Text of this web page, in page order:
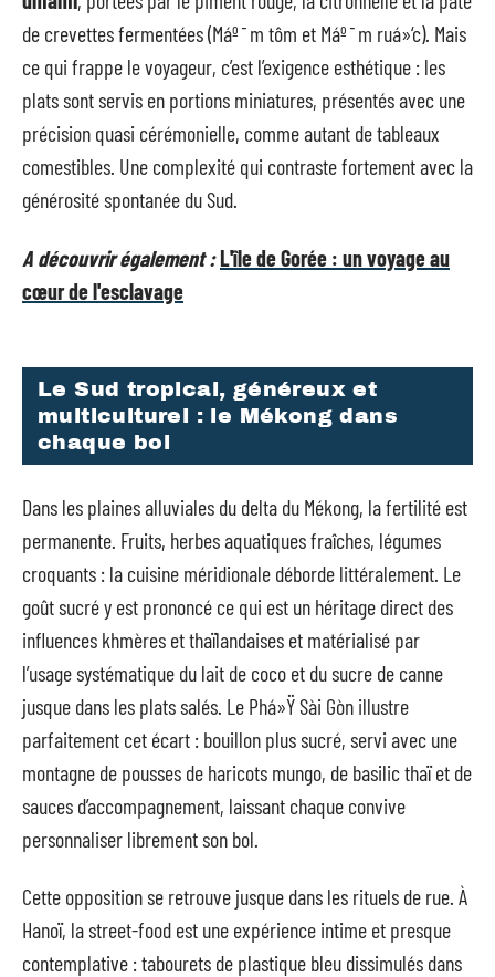
de crevettes fermentées (Máº¯m tôm et Máº¯m ruá»‘c). Mais
ce qui frappe le voyageur, c’est l’exigence esthétique : les
plats sont servis en portions miniatures, présentés avec une
précision quasi cérémonielle, comme autant de tableaux
comestibles. Une complexité qui contraste fortement avec la
générosité spontanée du Sud.
A découvrir également :L'île de Gorée : un voyage au
cœur de l'esclavage
Le Sud tropical, généreux et
multiculturel : le Mékong dans
chaque bol
Dans les plaines alluviales du delta du Mékong, la fertilité est
permanente. Fruits, herbes aquatiques fraîches, légumes
croquants : la cuisine méridionale déborde littéralement. Le
goût sucré y est prononcé ce qui est un héritage direct des
influences khmères et thaïlandaises et matérialisé par
l’usage systématique du lait de coco et du sucre de canne
jusque dans les plats salés. Le Phá»Ÿ Sài Gòn illustre
parfaitement cet écart : bouillon plus sucré, servi avec une
montagne de pousses de haricots mungo, de basilic thaï et de
sauces d’accompagnement, laissant chaque convive
personnaliser librement son bol.
Cette opposition se retrouve jusque dans les rituels de rue. À
Hanoï, la street-food est une expérience intime et presque
contemplative : tabourets de plastique bleu dissimulés dans